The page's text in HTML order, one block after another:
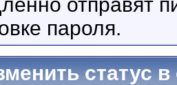
пароля.
статус